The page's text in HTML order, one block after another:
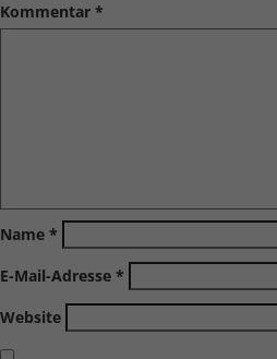
Kommentar *
Name *
E-Mail-Adresse *
Website